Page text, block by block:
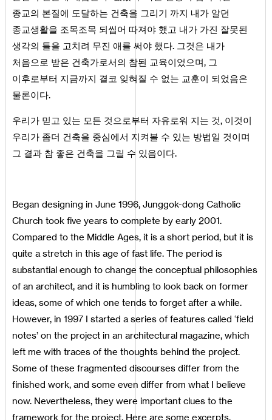
종교의 본질에 도달하는 건축을 그리기 까지 내가 알던
종교생활을 조목조목 되씹어 따져야 했고 내가 가진 잘못된
생각의 틀을 고치려 무진 애를 써야 했다. 그것은 내가
처음으로 받은 건축가로서의 참된 교육이었으며, 그
이후로부터 지금까지 결코 잊혀질 수 없는 교훈이 되었음은
물론이다.
우리가 믿고 있는 모든 것으로부터 자유로워 지는 것, 이것이
우리가 좀더 건축을 중심에서 지켜볼 수 있는 방법일 것이며
그 결과 참 좋은 건축을 그릴 수 있음이다.
Began designing in June 1996, Junggok-dong Catholic
Church took five years to complete by early 2001.
Compared to the Middle Ages, it is a short period, but it is
quite a stretch in this age of fast life. The period is
substantial enough to change the conceptual philosophies
of an architect, and it is humbling to look back on former
ideas, some of which one tends to forget after a while.
However, in 1997 I started a series of features called ‘field
notes’ on the project in an architectural magazine, which
left me with traces of the thoughts behind the project.
Some of these fragmented discourses differ from the
finished work, and some even differ from what I believe
now. Nevertheless, they were important clues to the
framework for the project. Here are some excerpts.